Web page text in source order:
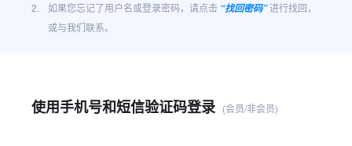
2.
如果您忘记了用户名或登录密码，请点击 “找回密码”进行找回，
或与我们联系。
使用手机号和短信验证码登录 (会员/非会员)